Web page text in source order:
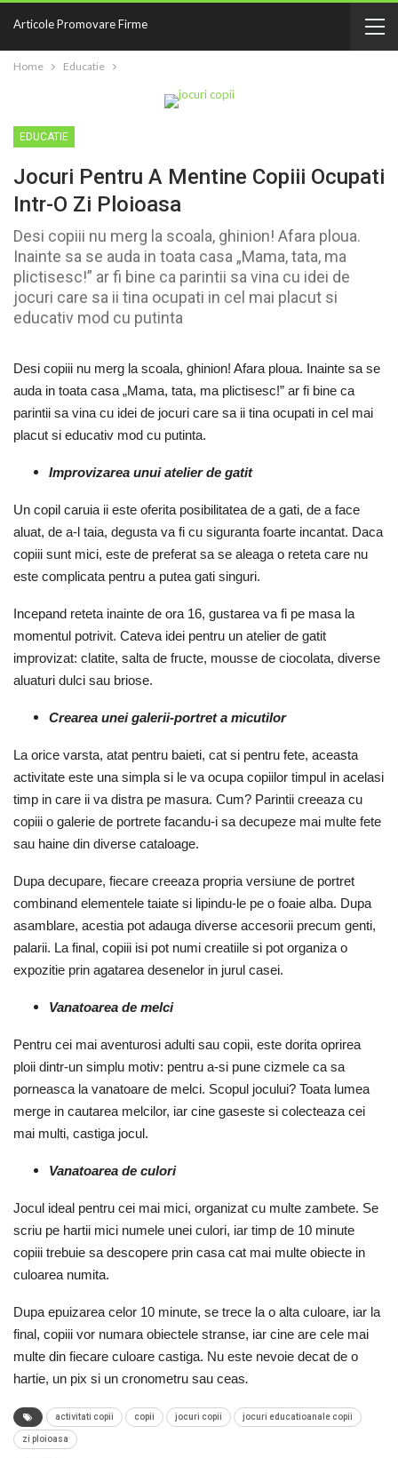
Articole Promovare Firme
Home Educatie
EDUCATIE
Jocuri Pentru A Mentine Copiii Ocupati
Intr-O Zi Ploioasa
Desi copiii nu merg la scoala, ghinion! Afara ploua.
Inainte sa se auda in toata casa „Mama, tata, ma
plictisesc!” ar fi bine ca parintii sa vina cu idei de
jocuri care sa ii tina ocupati in cel mai placut si
educativ mod cu putinta
Desi copiii nu merg la scoala, ghinion! Afara ploua. Inainte sa se
auda in toata casa „Mama, tata, ma plictisesc!” ar fi bine ca
parintii sa vina cu idei de jocuri care sa ii tina ocupati in cel mai
placut si educativ mod cu putinta.
Improvizarea unui atelier de gatit
Un copil caruia ii este oferita posibilitatea de a gati, de a face
aluat, de a-l taia, degusta va fi cu siguranta foarte incantat. Daca
copiii sunt mici, este de preferat sa se aleaga o reteta care nu
este complicata pentru a putea gati singuri.
Incepand reteta inainte de ora 16, gustarea va fi pe masa la
momentul potrivit. Cateva idei pentru un atelier de gatit
improvizat: clatite, salta de fructe, mousse de ciocolata, diverse
aluaturi dulci sau briose.
Crearea unei galerii-portret a micutilor
La orice varsta, atat pentru baieti, cat si pentru fete, aceasta
activitate este una simpla si le va ocupa copiilor timpul in acelasi
timp in care ii va distra pe masura. Cum? Parintii creeaza cu
copiii o galerie de portrete facandu-i sa decupeze mai multe fete
sau haine din diverse cataloage.
Dupa decupare, fiecare creeaza propria versiune de portret
combinand elementele taiate si lipindu-le pe o foaie alba. Dupa
asamblare, acestia pot adauga diverse accesorii precum genti,
palarii. La final, copiii isi pot numi creatiile si pot organiza o
expozitie prin agatarea desenelor in jurul casei.
Vanatoarea de melci
Pentru cei mai aventurosi adulti sau copii, este dorita oprirea
ploii dintr-un simplu motiv: pentru a-si pune cizmele ca sa
porneasca la vanatoare de melci. Scopul jocului? Toata lumea
merge in cautarea melcilor, iar cine gaseste si colecteaza cei
mai multi, castiga jocul.
Vanatoarea de culori
Jocul ideal pentru cei mai mici, organizat cu multe zambete. Se
scriu pe hartii mici numele unei culori, iar timp de 10 minute
copiii trebuie sa descopere prin casa cat mai multe obiecte in
culoarea numita.
Dupa epuizarea celor 10 minute, se trece la o alta culoare, iar la
final, copiii vor numara obiectele stranse, iar cine are cele mai
multe din fiecare culoare castiga. Nu este nevoie decat de o
hartie, un pix si un cronometru sau ceas.
activitati copii copii jocuri copii jocuri educatioanale copii
zi ploioasa